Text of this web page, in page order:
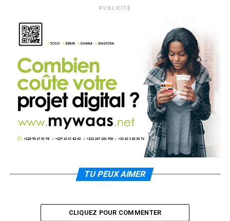
PUBLICITÉ
TU PEUX AIMER
CLIQUEZ POUR COMMENTER